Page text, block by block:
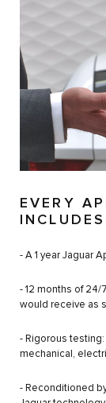
EVERY
- A 1 year Jaguar
- 12 months of
would receive as
- Rigorous
mechanical,
- Reconditioned